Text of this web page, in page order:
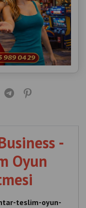
-
Oyun
teslim-oyun-